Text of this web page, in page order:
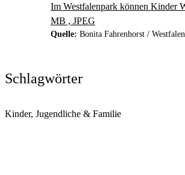
Im Westfalenpark können Kinder
MB , JPEG
Quelle: Bonita Fahrenhorst /
Schlagwörter
Kinder, Jugendliche & Familie